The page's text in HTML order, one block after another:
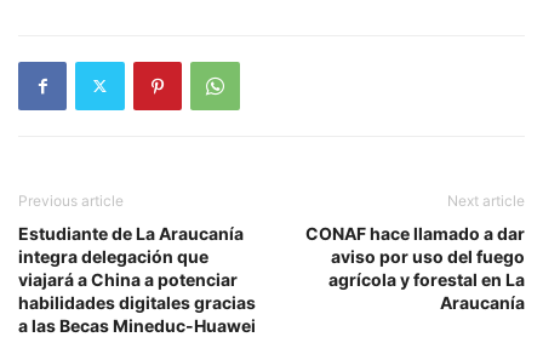
Previous article
Estudiante de La Araucanía
integra delegación que
viajará a China a potenciar
habilidades digitales gracias
a las Becas Mineduc-Huawei
Next article
CONAF hace llamado a dar
aviso por uso del fuego
agrícola y forestal en La
Araucanía